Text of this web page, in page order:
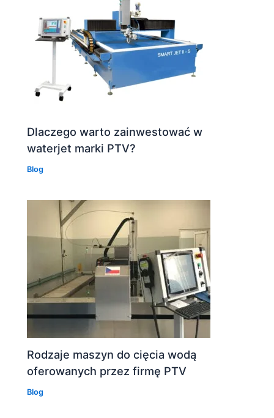
Dlaczego warto zainwestować w
waterjet marki PTV?
Blog
Rodzaje maszyn do cięcia wodą
oferowanych przez firmę PTV
Blog